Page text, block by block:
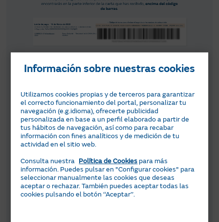
Ent. Emisora
Referencia
D. Identificación
Información sobre nuestras cookies
Utilizamos cookies propias y de terceros para garantizar
el correcto funcionamiento del portal, personalizar tu
navegación (e.g.idioma), ofrecerte publicidad
personalizada en base a un perfil elaborado a partir de
tus hábitos de navegación, así como para recabar
información con fines analíticos y de medición de tu
actividad en el sitio web.
Consulta nuestra Política de Cookies para más
información. Puedes pulsar en "Configurar cookies" para
seleccionar manualmente las cookies que deseas
aceptar o rechazar. También puedes aceptar todas las
cookies pulsando el botón ‘‘Aceptar’’.